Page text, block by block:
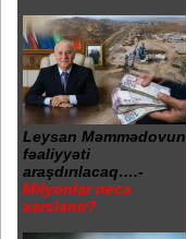
Leysan Məmmədovun
fəaliyyəti
araşdırılacaq….-
Milyonlar necə
xərclənir?